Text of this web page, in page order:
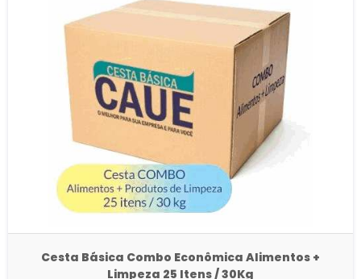
Cesta Básica Combo Econômica Alimentos +
Limpeza 25 Itens / 30Kg